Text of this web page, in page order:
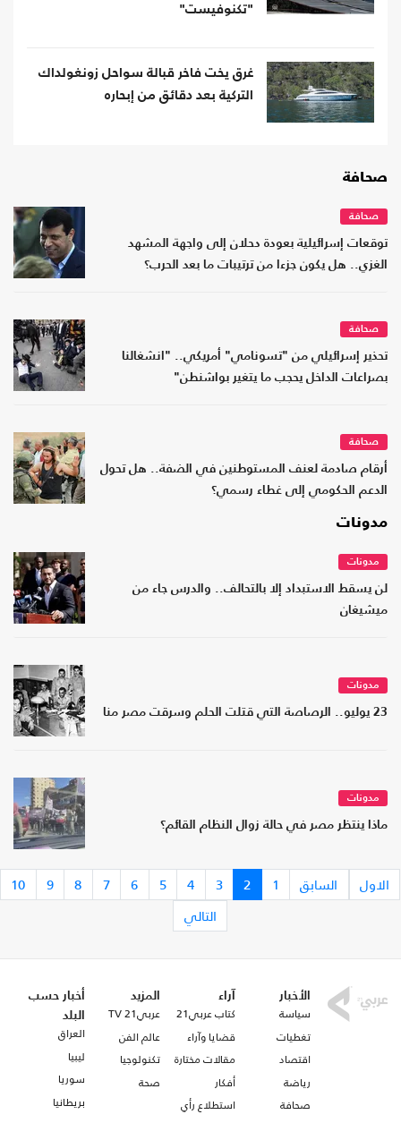
"تكنوفيست"
غرق يخت فاخر قبالة سواحل زونغولداك
التركية بعد دقائق من إبحاره
صحافة
صحافة
توقعات إسرائيلية بعودة دحلان إلى واجهة المشهد
الغزي.. هل يكون جزءا من ترتيبات ما بعد الحرب؟
صحافة
تحذير إسرائيلي من "تسونامي" أمريكي.. "انشغالنا
بصراعات الداخل يحجب ما يتغير بواشنطن"
صحافة
أرقام صادمة لعنف المستوطنين في الضفة.. هل تحول
الدعم الحكومي إلى غطاء رسمي؟
مدونات
مدونات
لن يسقط الاستبداد إلا بالتحالف.. والدرس جاء من
ميشيغان
مدونات
23 يوليو.. الرصاصة التي قتلت الحلم وسرقت مصر منا
مدونات
ماذا ينتظر مصر في حالة زوال النظام القائم؟
الاول السابق 1
2
3
4
5
6
7
8
9
10
التالي
الأخبار
سياسة
تغطيات
اقتصاد
رياضة
صحافة
آراء
كتاب عربي21
قضايا وآراء
مقالات مختارة
أفكار
استطلاع رأي
المزيد
عربي21 TV
عالم الفن
تكنولوجيا
صحة
أخبار حسب
البلد
العراق
ليبيا
سوريا
بريطانيا